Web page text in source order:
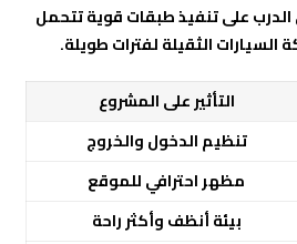
على تنفيذ طبقات قوية تتحمل
الثقيلة لفترات طويلة.
التأثير على المشروع
تنظيم الدخول والخروج
مظهر احترافي للموقع
بيئة أنظف وأكثر راحة